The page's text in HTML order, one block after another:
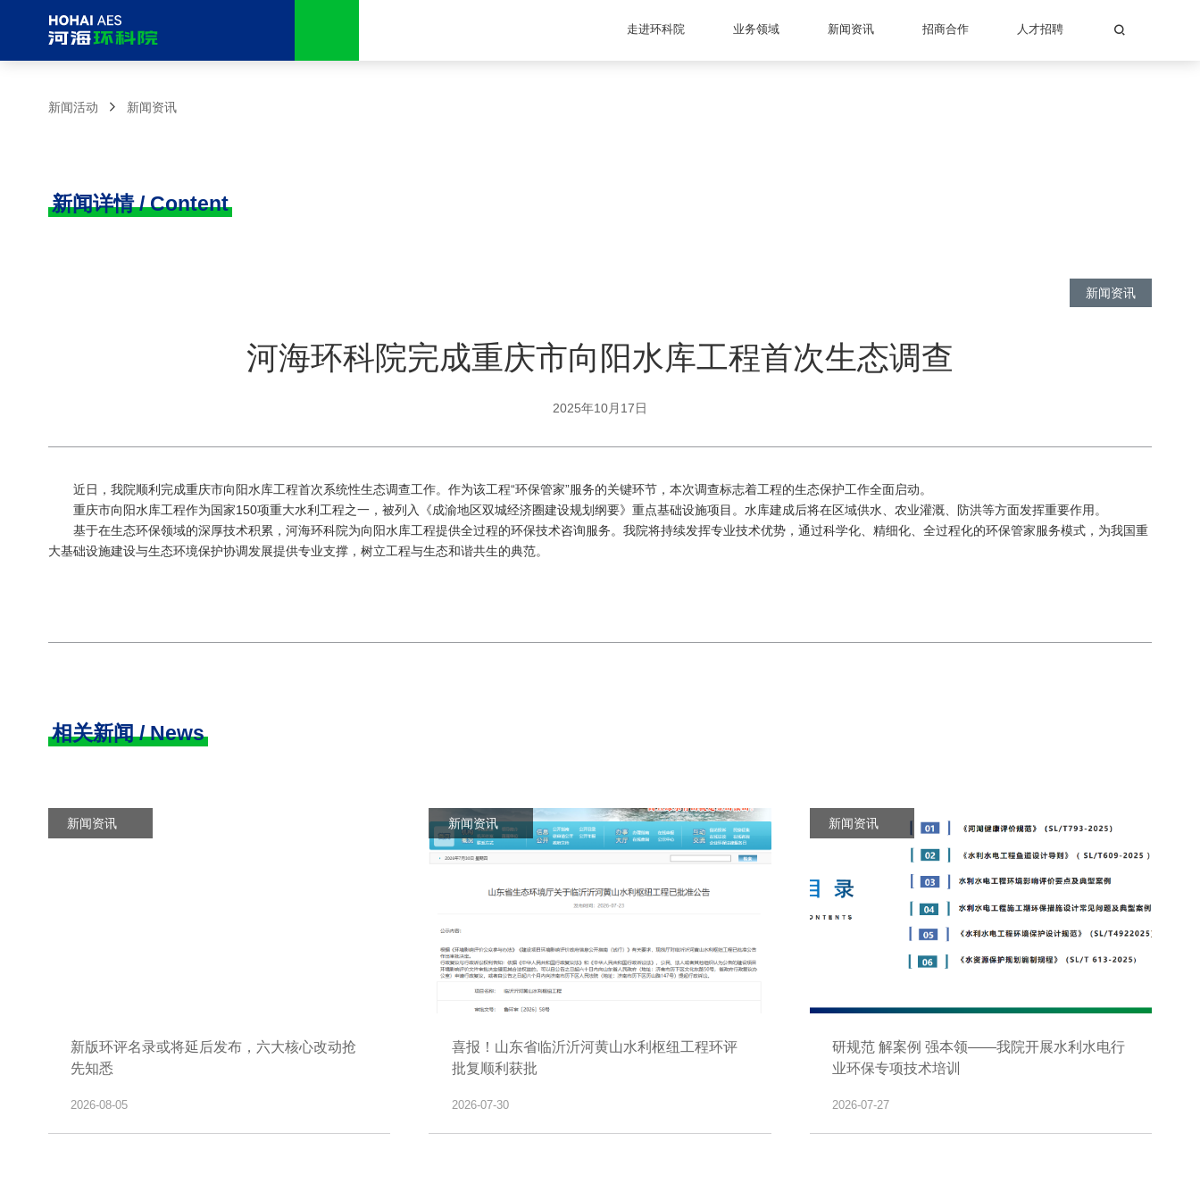
走进环科院 业务领域 新闻资讯 招商合作 人才招聘
新闻活动 新闻资讯
新闻详情 / Content
新闻资讯
河海环科院完成重庆市向阳水库工程首次生态调查
2025年10月17日
近日，我院顺利完成重庆市向阳水库工程首次系统性生态调查工作。作为该工程“环保管家”服务的关键环节，本次调查标志着工程的生态保护工作全面启动。
重庆市向阳水库工程作为国家150项重大水利工程之一，被列入《成渝地区双城经济圈建设规划纲要》重点基础设施项目。水库建成后将在区域供水、农业灌溉、防洪等方面发挥重要作用。
基于在生态环保领域的深厚技术积累，河海环科院为向阳水库工程提供全过程的环保技术咨询服务。我院将持续发挥专业技术优势，通过科学化、精细化、全过程化的环保管家服务模式，为我国重
大基础设施建设与生态环境保护协调发展提供专业支撑，树立工程与生态和谐共生的典范。
相关新闻 / News
新闻资讯
新版环评名录或将延后发布，六大核心改动抢
先知悉
2026-08-05
新闻资讯
喜报！山东省临沂沂河黄山水利枢纽工程环评
批复顺利获批
2026-07-30
新闻资讯
研规范 解案例 强本领——我院开展水利水电行
业环保专项技术培训
2026-07-27